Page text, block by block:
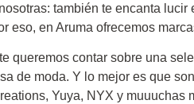
también te encanta
eso, en Aruma ofrecemos
queremos contar sobre una
de moda. Y lo mejor es que
Yuya, NYX y muuuchas